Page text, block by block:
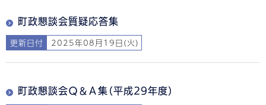
町政懇談会質疑応答集
更新日付 2025年08月19日(火)
町政懇談会Ｑ＆Ａ集（平成29年度）